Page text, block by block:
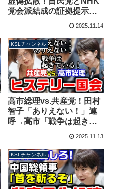
党会派結成の証拠提示→
参議院が否定する別の資
ル】
2025.11.14
KSLチャンネル
高市総理vs.共産党！田村
智子「ありえない！」連
呼→高市「戦争は起きて
いる！」防衛予算の対
GDP比めぐり激しい舌戦
【KSLチャンネル】
2025.11.13
KSLチャンネル